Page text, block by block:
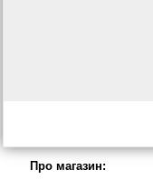
Про магазин: